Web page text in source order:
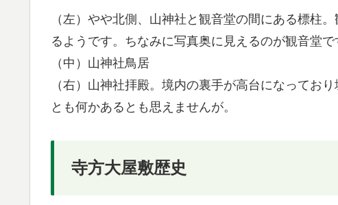
（左）やや北側、山神社と観音堂の間にある標柱
るようです。ちなみに写真奥に見えるのが観音堂で
（中）山神社鳥居
（右）山神社拝殿。境内の裏手が高台になってお
とも何かあるとも思えませんが。
寺方大屋敷歴史